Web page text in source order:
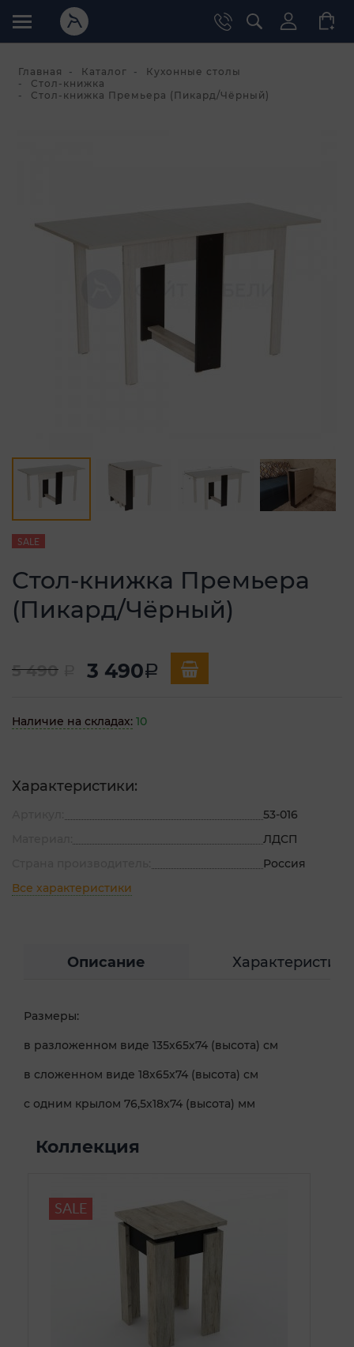
Главная Каталог
Кухонные столы
Стол-книжка
Стол-книжка Премьера (Пикард/Чёрный)
SALE
Стол-книжка Премьера
(Пикард/Чёрный)
5 490 3 490a
Наличие на складах: 10
Характеристики:
53-016
ЛДСП
Россия
Все характеристики
Описание Характеристики
Размеры:
в разложенном виде 135х65х74 (высота) см
в сложенном виде 18х65х74 (высота) см
с одним крылом 76,5х18х74 (высота) мм
Коллекция
SALE